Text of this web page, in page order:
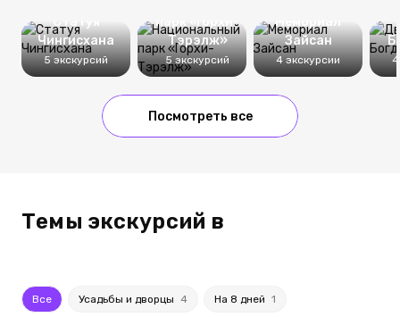
Статуя
Чингисхана
5 экскурсий
парк «Горхи-
Тэрэлж»
5 экскурсий
Мемориал
Зайсан
4 экскурсии 4
Посмотреть все
Темы экскурсий в
Все Усадьбы и дворцы 4 На 8 дней 1